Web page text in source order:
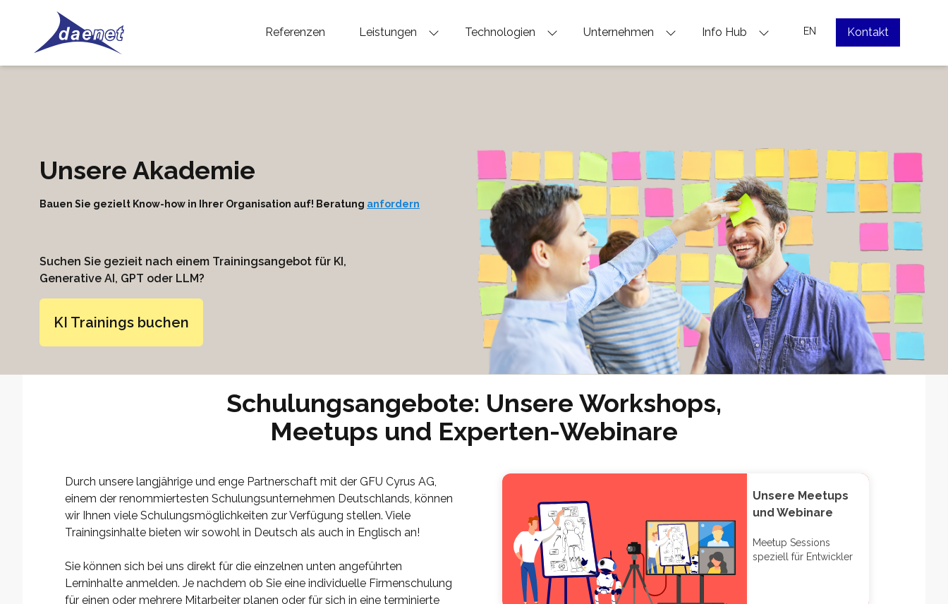
Referenzen Leistungen Technologien Unternehmen Info Hub EN Kontakt
Unsere Akademie
Bauen Sie gezielt Know-how in Ihrer Organisation auf! Beratung anfordern
Suchen Sie gezieit nach einem Trainingsangebot für KI,
Generative AI, GPT oder LLM?
KI Trainings buchen
Schulungsangebote: Unsere Workshops,
Meetups und Experten-Webinare
Durch unsere langjährige und enge Partnerschaft mit der GFU Cyrus AG,
einem der renommiertesten Schulungsunternehmen Deutschlands, können
wir Ihnen viele Schulungsmöglichkeiten zur Verfügung stellen. Viele
Trainingsinhalte bieten wir sowohl in Deutsch als auch in Englisch an!
Sie können sich bei uns direkt für die einzelnen unten angeführten
Lerninhalte anmelden. Je nachdem ob Sie eine individuelle Firmenschulung
für einen oder mehrere Mitarbeiter planen oder für sich in eine terminierte
Unsere Meetups
und Webinare
Meetup Sessions
speziell für Entwickler